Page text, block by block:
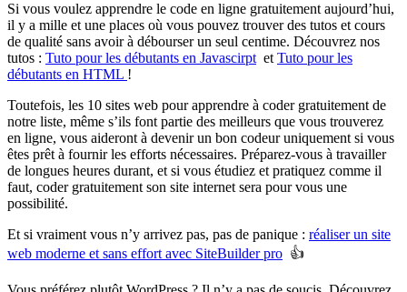
Si vous voulez apprendre le code en ligne gratuitement aujourd’hui,
il y a mille et une places où vous pouvez trouver des tutos et cours
de qualité sans avoir à débourser un seul centime. Découvrez nos
tutos : Tuto pour les débutants en Javascirpt et Tuto pour les
débutants en HTML !
Toutefois, les 10 sites web pour apprendre à coder gratuitement de
notre liste, même s’ils font partie des meilleurs que vous trouverez
en ligne, vous aideront à devenir un bon codeur uniquement si vous
êtes prêt à fournir les efforts nécessaires. Préparez-vous à travailler
de longues heures durant, et si vous étudiez et pratiquez comme il
faut, coder gratuitement son site internet sera pour vous une
possibilité.
Et si vraiment vous n’y arrivez pas, pas de panique : réaliser un site
web moderne et sans effort avec SiteBuilder pro 👍